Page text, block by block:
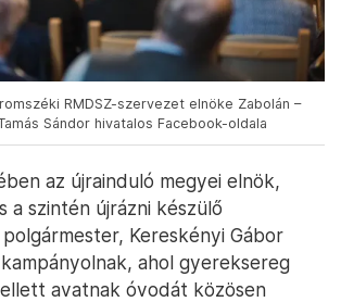
RMDSZ-szervezet elnöke Zabolán –
Sándor hivatalos Facebook-oldala
az újrainduló megyei elnök,
a szintén újrázni készülő
Kereskényi Gábor
ahol gyereksereg
avatnak óvodát közösen